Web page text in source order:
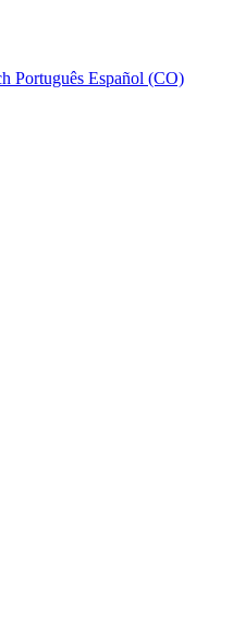
Português Español (CO)